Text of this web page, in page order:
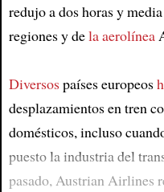
redujo a dos horas y
regiones y dela aerolínea
Diversospaíses europeos
desplazamientos en tren
domésticos, incluso
puesto la industria del
pasado, Austrian Airlines